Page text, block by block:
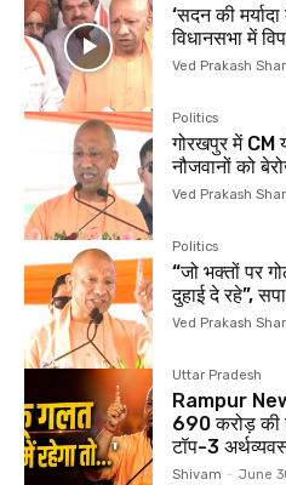
‘सदन की
विधानसभा में
Ved Prakash
Politics
गोरखपुर में CM
नौजवानों को
Ved Prakash
Politics
“जो भक्तों पर
दुहाई दे रहे”,
Ved Prakash
Uttar Pradesh
Rampur
690 करोड़ की
टॉप-3
Shivam - June